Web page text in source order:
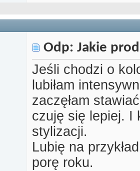
Odp: Jakie
Jeśli chodzi o
lubiłam
zaczęłam
czuję się lepiej. I
stylizacji.
Lubię na
porę roku.